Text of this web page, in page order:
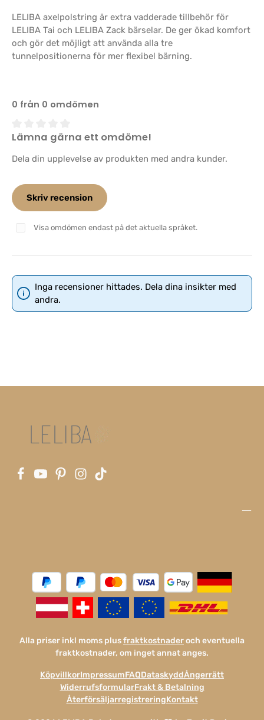
LELIBA axelpolstring är extra vadderade tillbehör för
LELIBA Tai och LELIBA Zack bärselar. De ger ökad komfort
och gör det möjligt att använda alla tre
tunnelpositionerna för mer flexibel bärning.
0 från 0 omdömen
Genomsnittligt betyg på 0 av 5 stjärnor
Lämna gärna ett omdöme!
Dela din upplevelse av produkten med andra kunder.
Skriv recension
Visa omdömen endast på det aktuella språket.
Inga recensioner hittades. Dela dina insikter med
andra.
Alla priser inkl moms plusfraktkostnaderoch eventuella
fraktkostnader, om inget annat anges.
KöpvillkorImpressumFAQDataskyddÅngerrätt
WiderrufsformularFrakt & Betalning
ÅterförsäljarregistreringKontakt